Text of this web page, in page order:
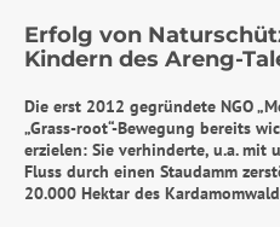
Erfolg von
Kindern des Areng-
Die erst 2012 gegründete NGO
„Grass-root“-Bewegung bereits
erzielen: Sie verhinderte, u.a. mit
Fluss durch einen Staudamm
20.000 Hektar des